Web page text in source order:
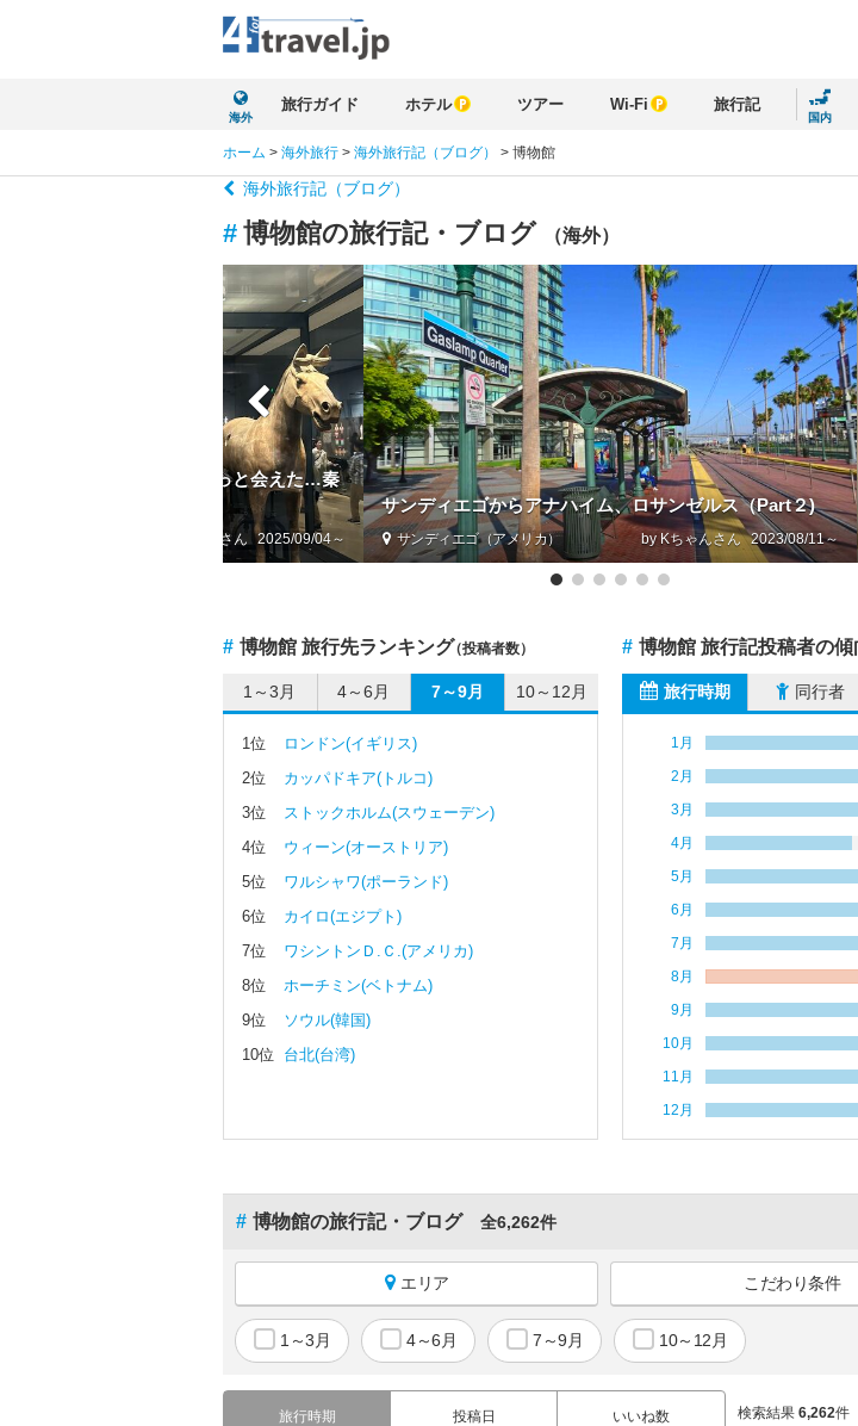
海外
旅行ガイド ホテル ツアー Wi-Fi 旅行記
国内
ホーム > 海外旅行 > 海外旅行記（ブログ） > 博物館
海外旅行記（ブログ）
# 博物館の旅行記・ブログ （海外）
サンディエゴからアナハイム、ロサンゼルス（Part２)
サンディエゴ（アメリカ） by Kちゃん 2023/08/11～
ロマンと現実 Vol.2 やっと会えた…秦
2025/09/04～
# 博物館 旅行先ランキング（投稿者数）
1～3月 4～6月 7～9月 10～12月
1位
ロンドン(イギリス)
2位
カッパドキア(トルコ)
3位
ストックホルム(スウェーデン)
4位
ウィーン(オーストリア)
5位
ワルシャワ(ポーランド)
6位
カイロ(エジプト)
7位
ワシントンＤ.Ｃ.(アメリカ)
8位
ホーチミン(ベトナム)
9位
ソウル(韓国)
10位
台北(台湾)
# 博物館 旅行記投稿者の傾
旅行時期 同行者
1月
2月
3月
4月
5月
6月
7月
8月
9月
10月
11月
12月
# 博物館の旅行記・ブログ 全6,262件
エリア こだわり条件
1～3月 4～6月 7～9月
10～12月
海外すべて
アジア
旅行時期 投稿日 いいね数 検索結果 6,262件